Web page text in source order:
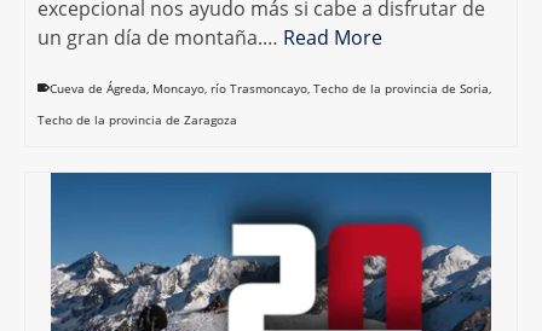
excepcional nos ayudo más si cabe a disfrutar de
un gran día de montaña.… Read More
Cueva de Ágreda, Moncayo, río Trasmoncayo, Techo de la provincia de Soria,
Techo de la provincia de Zaragoza